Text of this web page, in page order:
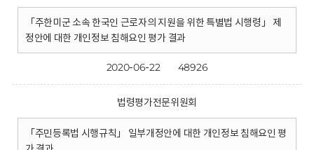
「주한미군 소속 한국인 근로자의 지원을 위한 특별법 시행령」 제
정안에 대한 개인정보 침해요인 평가 결과
2020-06-22 48926
법령평가전문위원회
「주민등록법 시행규칙」 일부개정안에 대한 개인정보 침해요인 평